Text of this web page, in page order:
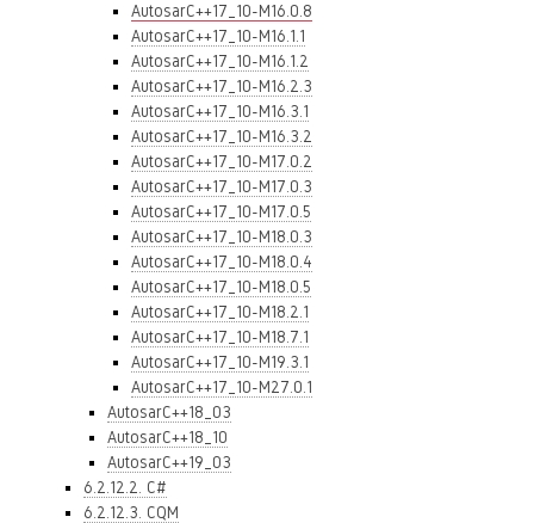
AutosarC++17_10-M16.0.8
AutosarC++17_10-M16.1.1
AutosarC++17_10-M16.1.2
AutosarC++17_10-M16.2.3
AutosarC++17_10-M16.3.1
AutosarC++17_10-M16.3.2
AutosarC++17_10-M17.0.2
AutosarC++17_10-M17.0.3
AutosarC++17_10-M17.0.5
AutosarC++17_10-M18.0.3
AutosarC++17_10-M18.0.4
AutosarC++17_10-M18.0.5
AutosarC++17_10-M18.2.1
AutosarC++17_10-M18.7.1
AutosarC++17_10-M19.3.1
AutosarC++17_10-M27.0.1
AutosarC++18_03
AutosarC++18_10
AutosarC++19_03
6.2.12.2. C#
6.2.12.3. CQM